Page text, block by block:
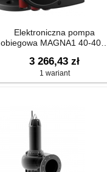
Elektroniczna pompa
obiegowa MAGNA1 40-40 F
3 266,43 zł
1 wariant